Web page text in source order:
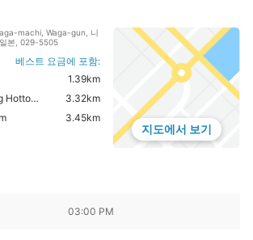
machi, Waga-gun, 니
본, 029-5505
베스트 요금에 포함:
1.39km
3.32km
3.45km
지도에서 보기
03:00 PM